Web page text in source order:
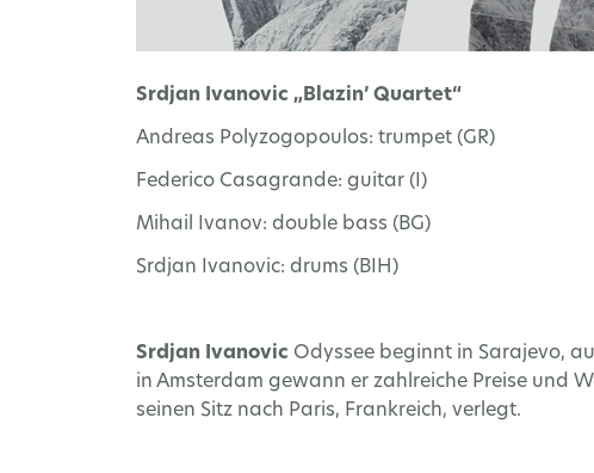
Srdjan Ivanovic „Blazin’ Quartet“
Andreas Polyzogopoulos: trumpet (GR)
Federico Casagrande: guitar (I)
Mihail Ivanov: double bass (BG)
Srdjan Ivanovic: drums (BIH)
Srdjan Ivanovic Odyssee beginnt in Sarajevo,
in Amsterdam gewann er zahlreiche Preise und
seinen Sitz nach Paris, Frankreich, verlegt.